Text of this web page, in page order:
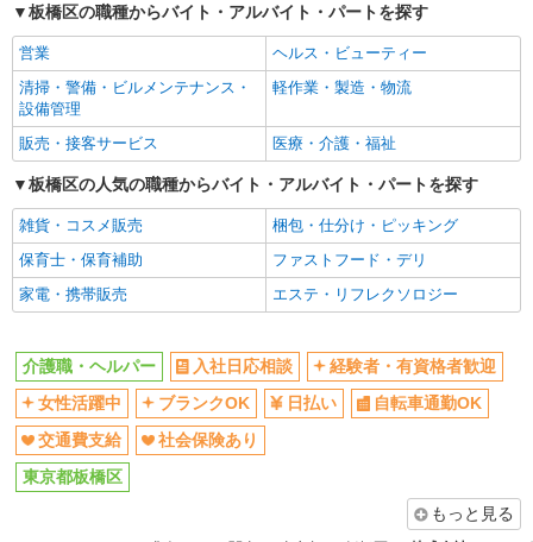
日払い
自転車通勤OK
交通費支給
社会保険あり
同じ職種から求人を探す
医療・介護・福祉
介護職・ヘルパー
同じ特徴から求人を探す
日払い
交通費支給
社会保険あり
板橋区の職種からバイト・アルバイト・パートを探す
営業
ヘルス・ビューティー
清掃・警備・ビルメンテナンス・
設備管理
軽作業・製造・物流
販売・接客サービス 医療・介護・福祉
板橋区の人気の職種からバイト・アルバイト・パートを探す
雑貨・コスメ販売
梱包・仕分け・ピッキング
保育士・保育補助
ファストフード・デリ
家電・携帯販売
エステ・リフレクソロジー
介護職・ヘルパー 入社日応相談
経験者・有資格者歓迎
女性活躍中
ブランクOK 日払い
自転車通勤OK
交通費支給
社会保険あり
東京都板橋区
もっと見る